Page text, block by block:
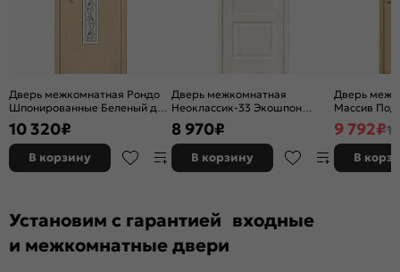
Дверь межкомнатная Рондо
Шпонированные Беленый дуб,
остекленная, сатинат белый
художественный, каркасно-
щитовая
10 320₽
В корзину
Дверь межкомнатная
Неоклассик-33 Экошпон
Nordic Oak, остекленная,
white сrystal, кромка нет,
филенчатая
8 970₽
В корзину
Дверь
Массив Под
без
9 792₽
В
Установим с гарантией входные
и межкомнатные двери